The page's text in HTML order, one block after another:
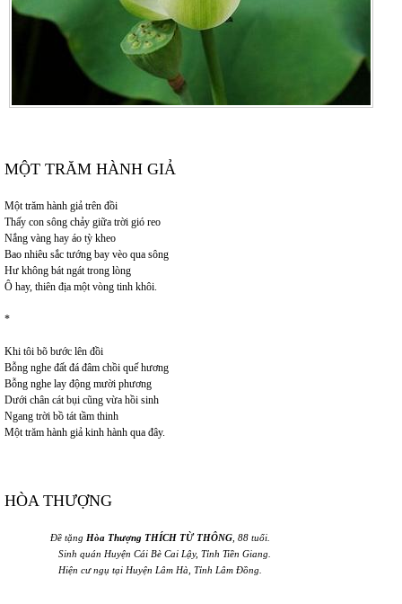
MỘT TRĂM HÀNH GIẢ
Một trăm hành giả trên đồi
Thấy con sông chảy giữa trời gió reo
Nắng vàng hay áo tỳ kheo
Bao nhiêu sắc tướng bay vèo qua sông
Hư không bát ngát trong lòng
Ô hay, thiên địa một vòng tinh khôi.
*
Khi tôi bõ bước lên đồi
Bỗng nghe đất đá đâm chồi quế hương
Bỗng nghe lay động mười phương
Dưới chân cát bụi cũng vừa hồi sinh
Ngang trời bồ tát tầm thinh
Một trăm hành giả kinh hành qua đây.
HÒA THƯỢNG
Đề tặng Hòa Thượng THÍCH TỪ THÔNG , 88 tuổi.
Sinh quán Huyện Cái Bè Cai Lậy, Tỉnh Tiền Giang.
Hiện cư ngụ tại Huyện Lâm Hà, Tỉnh Lâm Đồng.